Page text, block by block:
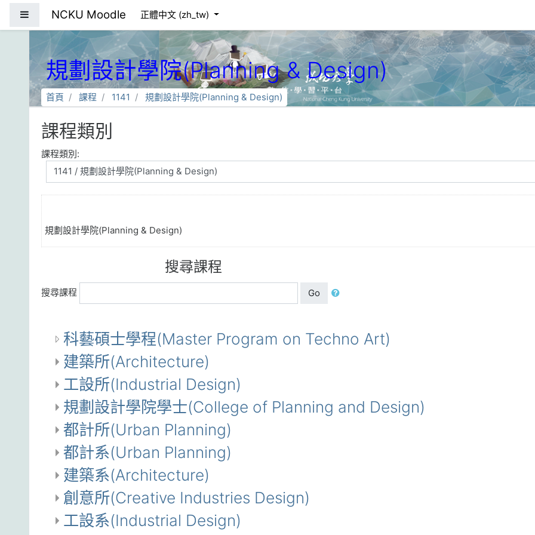
NCKU Moodle 正體中文 ‎(zh_tw)‎
規劃設計學院(Planning & Design)
首頁 課程 1141 規劃設計學院(Planning & Design)
課程類別
課程類別:
規劃設計學院(Planning & Design)
搜尋課程
搜尋課程 Go
科藝碩士學程(Master Program on Techno Art)
建築所(Architecture)
工設所(Industrial Design)
規劃設計學院學士(College of Planning and Design)
都計所(Urban Planning)
都計系(Urban Planning)
建築系(Architecture)
創意所(Creative Industries Design)
工設系(Industrial Design)